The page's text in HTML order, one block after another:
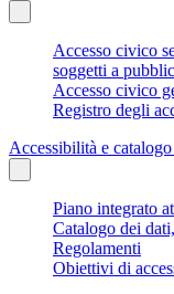
Accesso civico
soggetti a
Accesso civico
Registro degli
Accessibilità e
Piano integrato
Catalogo dei
Regolamenti
Obiettivi di